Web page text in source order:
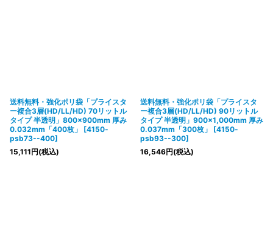
送料無料・強化ポリ袋「プライスタ
ー複合3層(HD/LL/HD) 70リットル
タイプ 半透明」800×900mm 厚み
0.032mm「400枚」
[4150-
psb73--400]
15,111円(税込)
送料無料・強化ポリ袋「プライスタ
ー複合3層(HD/LL/HD) 90リットル
タイプ 半透明」900×1,000mm 厚み
0.037mm「300枚」
[4150-
psb93--300]
16,546円(税込)